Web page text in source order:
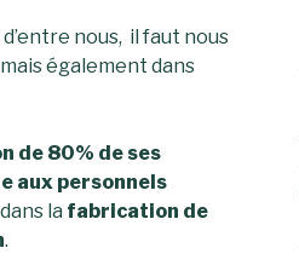
nous, il faut nous
également dans
de 80% de ses
aux personnels
la fabrication de
.